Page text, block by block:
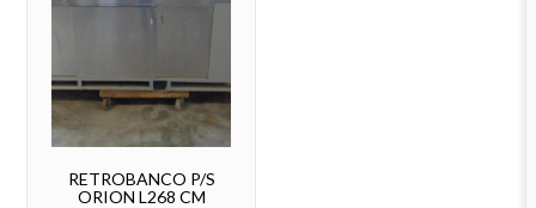
RETROBANCO P/S
ORION L268 CM